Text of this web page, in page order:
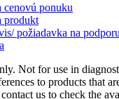
cenovú ponuku
produkt
požiadavka na podporu
Not for use in
to products that
us to check the